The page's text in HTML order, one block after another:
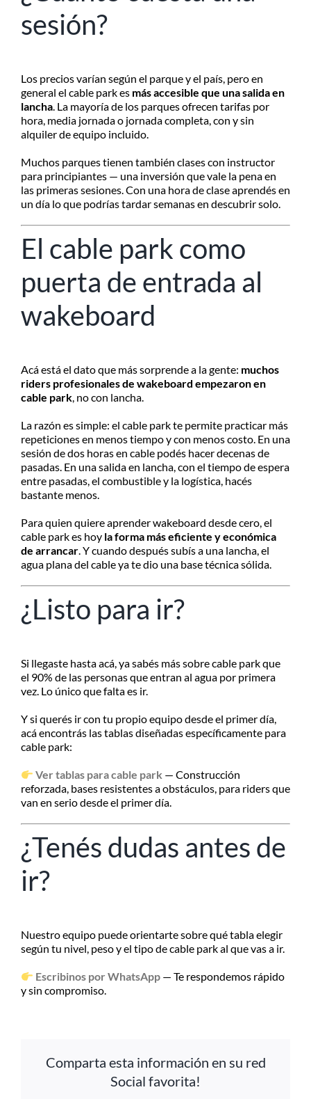
sesión?
Los precios varían según el parque y el país, pero en
general el cable park es más accesible que una salida en
lancha. La mayoría de los parques ofrecen tarifas por
hora, media jornada o jornada completa, con y sin
alquiler de equipo incluido.
Muchos parques tienen también clases con instructor
para principiantes — una inversión que vale la pena en
las primeras sesiones. Con una hora de clase aprendés en
un día lo que podrías tardar semanas en descubrir solo.
El cable park como
puerta de entrada al
wakeboard
Acá está el dato que más sorprende a la gente: muchos
riders profesionales de wakeboard empezaron en
cable park, no con lancha.
La razón es simple: el cable park te permite practicar más
repeticiones en menos tiempo y con menos costo. En una
sesión de dos horas en cable podés hacer decenas de
pasadas. En una salida en lancha, con el tiempo de espera
entre pasadas, el combustible y la logística, hacés
bastante menos.
Para quien quiere aprender wakeboard desde cero, el
cable park es hoy la forma más eficiente y económica
de arrancar. Y cuando después subís a una lancha, el
agua plana del cable ya te dio una base técnica sólida.
¿Listo para ir?
Si llegaste hasta acá, ya sabés más sobre cable park que
el 90% de las personas que entran al agua por primera
vez. Lo único que falta es ir.
Y si querés ir con tu propio equipo desde el primer día,
acá encontrás las tablas diseñadas específicamente para
cable park:
Ver tablas para cable park — Construcción
reforzada, bases resistentes a obstáculos, para riders que
van en serio desde el primer día.
¿Tenés dudas antes de
ir?
Nuestro equipo puede orientarte sobre qué tabla elegir
según tu nivel, peso y el tipo de cable park al que vas a ir.
Escribinos por WhatsApp — Te respondemos rápido
y sin compromiso.
Comparta esta información en su red
Social favorita!